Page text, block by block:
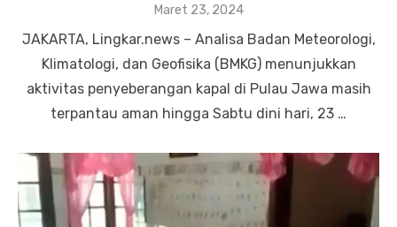
Posted
Maret 23, 2024
JAKARTA, Lingkar.news – Analisa Badan Meteorologi,
Klimatologi, dan Geofisika (BMKG) menunjukkan
aktivitas penyeberangan kapal di Pulau Jawa masih
terpantau aman hingga Sabtu dini hari, 23 …